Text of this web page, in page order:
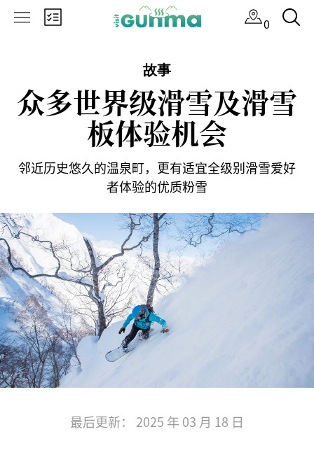
0
故事
众多世界级滑雪及滑雪
板体验机会
邻近历史悠久的温泉町，更有适宜全级别滑雪爱好
者体验的优质粉雪
最后更新： 2025 年 03 月 18 日